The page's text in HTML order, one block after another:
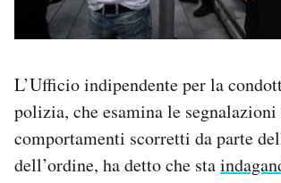
L’Ufficio indipendente per la
polizia, che esamina le
comportamenti scorretti da parte
dell’ordine, ha detto che sta